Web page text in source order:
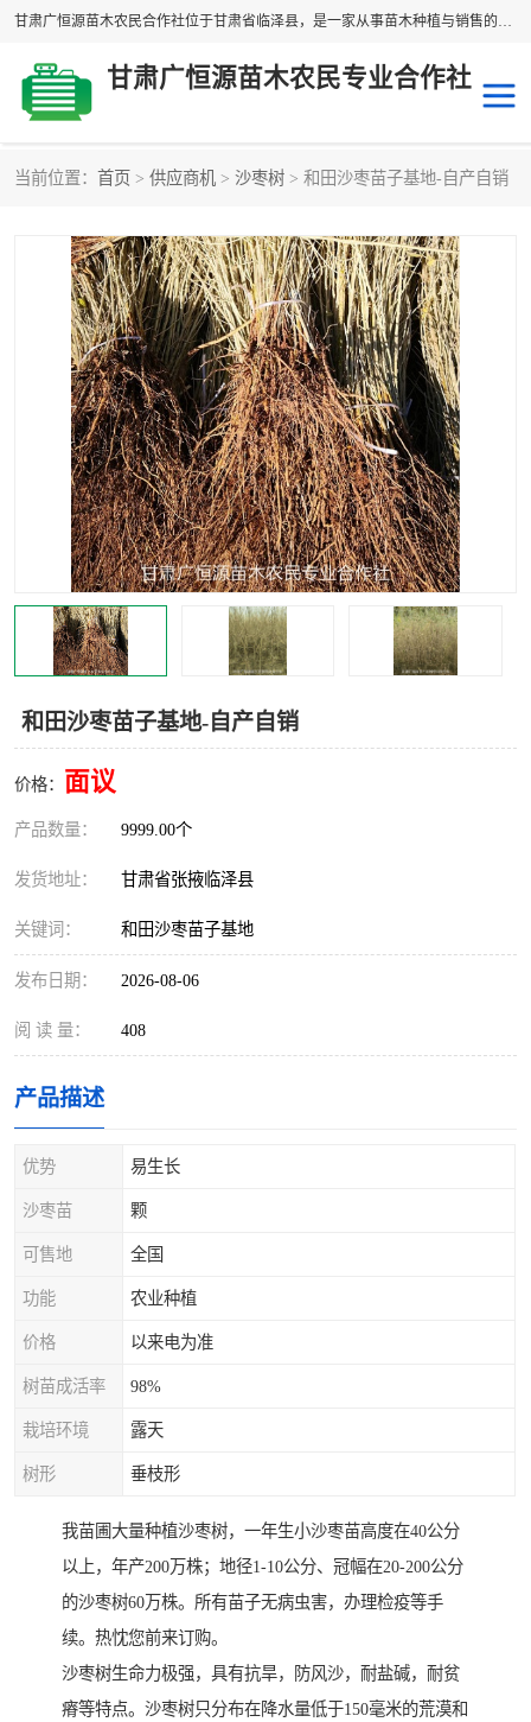
甘肃广恒源苗木农民合作社位于甘肃省临泽县，是一家从事苗木种植与销售的农民合作组织，合作社拥有苗木基地1500多亩，种植苗木品种40多个，年产各类苗木2000多万株。主营：白刺苗、红柳苗、梭梭苗等，我们以“种植一流的苗子，诚信经营”的经营理念，竭诚为每一位客户做优质的服务，欢迎来电咨询！
甘肃广恒源苗木农民专业合作社
当前位置： 首页 > 供应商机 > 沙枣树 > 和田沙枣苗子基地-自产自销
和田沙枣苗子基地-自产自销
价格： 面议
产品数量： 9999.00个
发货地址： 甘肃省张掖临泽县
关键词： 和田沙枣苗子基地
发布日期： 2026-08-06
阅 读 量： 408
产品描述
优势 易生长
沙枣苗 颗
可售地 全国
功能 农业种植
价格 以来电为准
树苗成活率 98%
栽培环境 露天
树形 垂枝形
我苗圃大量种植沙枣树，一年生小沙枣苗高度在40公分
以上，年产200万株；地径1-10公分、冠幅在20-200公分
的沙枣树60万株。所有苗子无病虫害，办理检疫等手
续。热忱您前来订购。
沙枣树生命力极强，具有抗旱，防风沙，耐盐碱，耐贫
瘠等特点。沙枣树只分布在降水量低于150毫米的荒漠和
圆冠榆 柠条
杜梨 白刺苗
沙枣树 红柳苗
沙棘苗 柽柳苗
砂生槐 四翅滨藜